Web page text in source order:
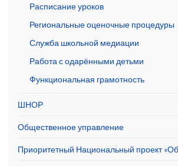
Расписание уроков
Региональные оценочные процедуры
Служба школьной медиации
Работа с одарёнными детьми
Функциональная грамотность
ШНОР
Общественное управление
Приоритетный Национальный проект